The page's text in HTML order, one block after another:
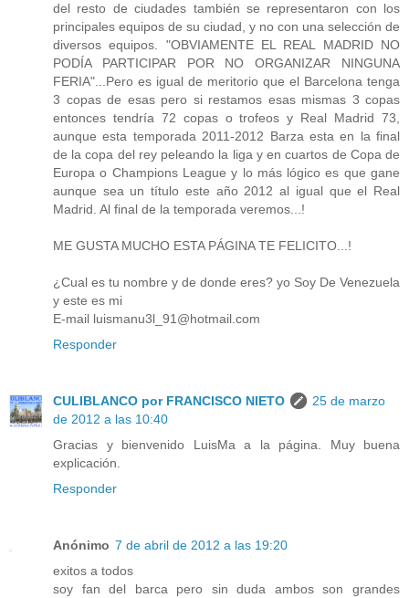
del resto de ciudades también se representaron con los
principales equipos de su ciudad, y no con una selección de
diversos equipos. "OBVIAMENTE EL REAL MADRID NO
PODÍA PARTICIPAR POR NO ORGANIZAR NINGUNA
FERIA"...Pero es igual de meritorio que el Barcelona tenga
3 copas de esas pero si restamos esas mismas 3 copas
entonces tendría 72 copas o trofeos y Real Madrid 73,
aunque esta temporada 2011-2012 Barza esta en la final
de la copa del rey peleando la liga y en cuartos de Copa de
Europa o Champions League y lo más lógico es que gane
aunque sea un título este año 2012 al igual que el Real
Madrid. Al final de la temporada veremos...!
ME GUSTA MUCHO ESTA PÁGINA TE FELICITO...!
¿Cual es tu nombre y de donde eres? yo Soy De Venezuela
y este es mi
E-mail luismanu3l_91@hotmail.com
Responder
CULIBLANCO por FRANCISCO NIETO
25 de marzo
de 2012 a las 10:40
Gracias y bienvenido LuisMa a la página. Muy buena
explicación.
Responder
Anónimo 7 de abril de 2012 a las 19:20
exitos a todos
soy fan del barca pero sin duda ambos son grandes